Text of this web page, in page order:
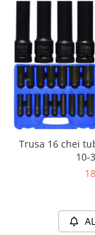
Trusa 16 chei
10-